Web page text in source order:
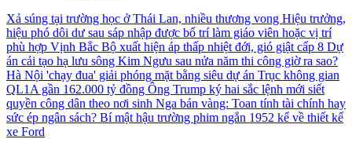
Xả súng tại trường học ở Thái Lan, nhiều thương vong Hiệu trưởng,
hiệu phó dôi dư sau sáp nhập được bố trí làm giáo viên hoặc vị trí
phù hợp Vịnh Bắc Bộ xuất hiện áp thấp nhiệt đới, gió giật cấp 8 Dự
án cải tạo hạ lưu sông Kim Ngưu sau nửa năm thi công giờ ra sao?
Hà Nội 'chạy đua' giải phóng mặt bằng siêu dự án Trục không gian
QL1A gần 162.000 tỷ đồng Ông Trump ký hai sắc lệnh mới siết
quyền công dân theo nơi sinh Nga bán vàng: Toan tính tài chính hay
sức ép ngân sách? Bí mật hậu trường phim ngắn 1952 kể về thiết kế
xe Ford